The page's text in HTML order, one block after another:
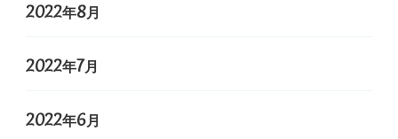
2022年8月
2022年7月
2022年6月